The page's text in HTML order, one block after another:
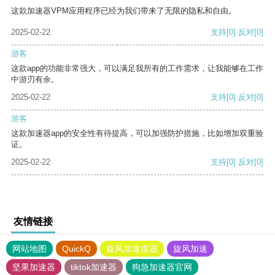
这款加速器VPM应用程序已经为我们带来了无限的隐私和自由。
2025-02-22 支持[0] 反对[0]
游客
这款app的功能非常强大，可以满足我所有的工作需求，让我能够在工作
中游刃有余。
2025-02-22
支持[0] 反对[0]
游客
这款加速器app的安全性有待提高，可以加强防护措施，比如增加双重验
证。
2025-02-22
支持[0] 反对[0]
友情链接
网站地图 QuickQ 旋风加速度器
旋风加速
坚果加速器
tiktok加速器
狗急加速器官网